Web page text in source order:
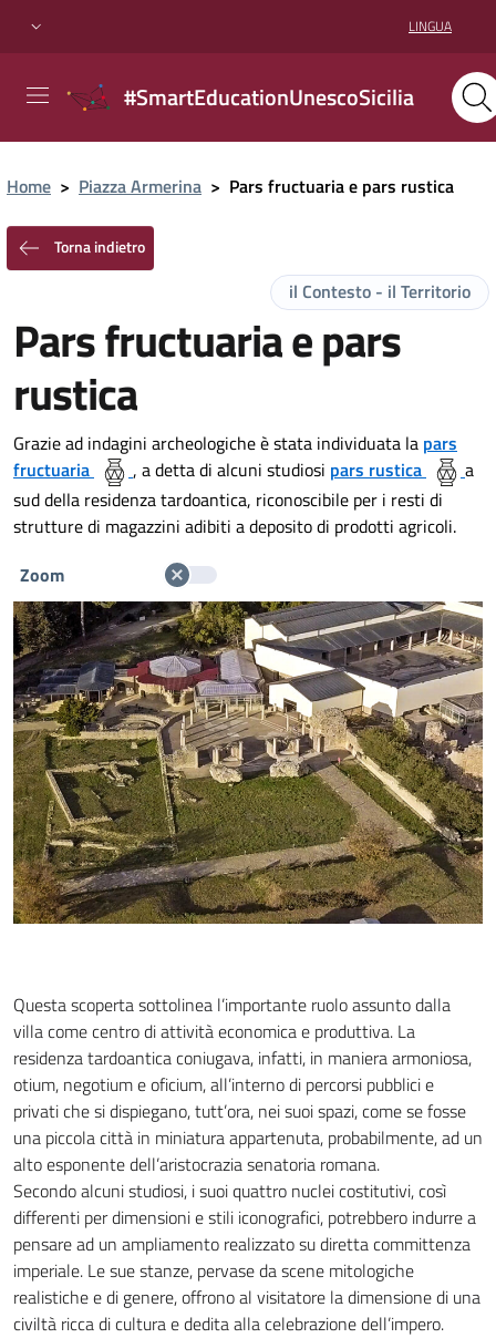
LINGUA
#SmartEducationUnescoSicilia
Home > Piazza Armerina > Pars fructuaria e pars rustica
Torna indietro
il Contesto - il Territorio
Pars fructuaria e pars
rustica
Grazie ad indagini archeologiche è stata individuata la pars
fructuaria
, a detta di alcuni studiosi pars rustica
a
sud della residenza tardoantica, riconoscibile per i resti di
strutture di magazzini adibiti a deposito di prodotti agricoli.
Zoom
Questa scoperta sottolinea l’importante ruolo assunto dalla
villa come centro di attività economica e produttiva. La
residenza tardoantica coniugava, infatti, in maniera armoniosa,
otium, negotium e oficium, all’interno di percorsi pubblici e
privati che si dispiegano, tutt’ora, nei suoi spazi, come se fosse
una piccola città in miniatura appartenuta, probabilmente, ad un
alto esponente dell’aristocrazia senatoria romana.
Secondo alcuni studiosi, i suoi quattro nuclei costitutivi, così
differenti per dimensioni e stili iconografici, potrebbero indurre a
pensare ad un ampliamento realizzato su diretta committenza
imperiale. Le sue stanze, pervase da scene mitologiche
realistiche e di genere, offrono al visitatore la dimensione di una
civiltà ricca di cultura e dedita alla celebrazione dell’impero.